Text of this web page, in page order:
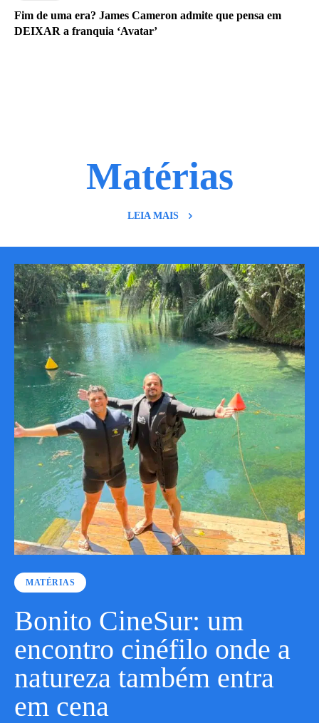
Fim de uma era? James Cameron admite que pensa em
DEIXAR a franquia ‘Avatar’
Matérias
LEIA MAIS
MATÉRIAS
Bonito CineSur: um
encontro cinéfilo onde a
natureza também entra
em cena